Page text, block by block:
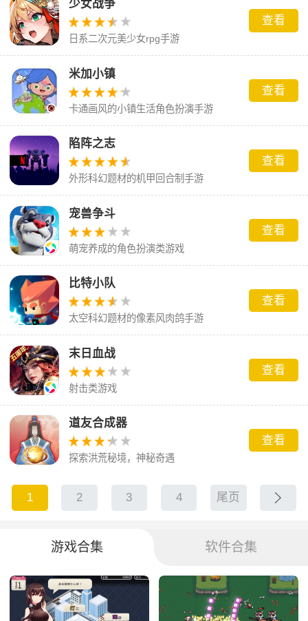
少女战争
日系二次元美少女rpg手游
查看
米加小镇
卡通画风的小镇生活角色扮演手游
查看
陷阵之志
外形科幻题材的机甲回合制手游
查看
宠兽争斗
萌宠养成的角色扮演类游戏
查看
比特小队
太空科幻题材的像素风肉鸽手游
查看
末日血战
射击类游戏
查看
道友合成器
探索洪荒秘境，神秘奇遇
查看
1 2 3 4 尾页
游戏合集 软件合集